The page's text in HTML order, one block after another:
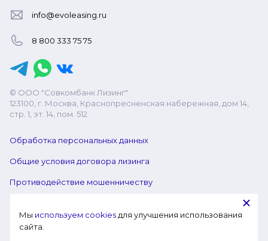
info@evoleasing.ru
8 800 333 75 75
© ООО "Совкомбанк Лизинг"
123100, г. Москва, Краснопресненская набережная, дом 14,
стр. 1, эт. 14, пом. 512
Обработка персональных данных
Общие условия договора лизинга
Противодействие мошенничеству
Мы используем cookies для улучшения использования
сайта.